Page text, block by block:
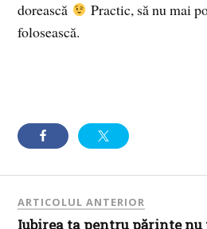
dorească
Practic, să nu mai
folosească.
ARTICOLUL ANTERIOR
Iubirea ta pentru părinte